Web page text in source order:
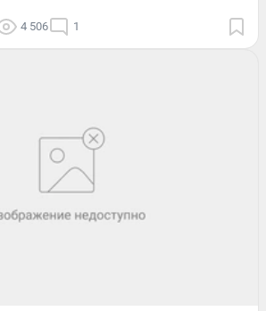
4 506 1